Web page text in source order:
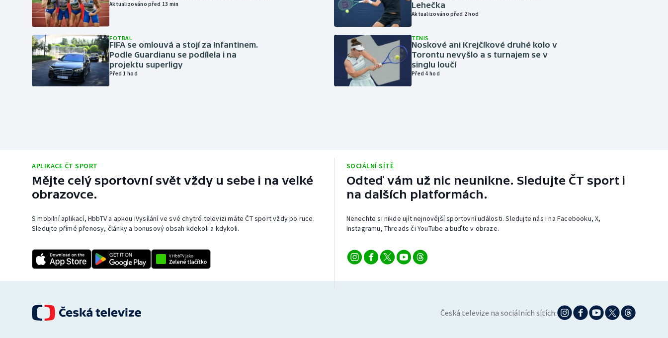
Aktualizováno před 13 min
FOTBAL
FIFA se omlouvá a stojí za Infantinem.
Podle Guardianu se podílela i na
projektu superligy
Před 1 hod
Lehečka
Aktualizováno před 2 hod
TENIS
Noskové ani Krejčíkové druhé kolo v
Torontu nevyšlo a s turnajem se v
singlu loučí
Před 4 hod
APLIKACE ČT SPORT
Mějte celý sportovní svět vždy u sebe i na velké
obrazovce.
S mobilní aplikací, HbbTV a apkou iVysílání ve své chytré televizi máte ČT sport vždy po ruce.
Sledujte přímé přenosy, články a bonusový obsah kdekoli a kdykoli.
SOCIÁLNÍ SÍTĚ
Odteď vám už nic neunikne. Sledujte ČT sport i
na dalších platformách.
Nenechte si nikde ujít nejnovější sportovní události. Sledujte nás i na Facebooku, X,
Instagramu, Threads či YouTube a buďte v obraze.
Česká televize na sociálních sítích: